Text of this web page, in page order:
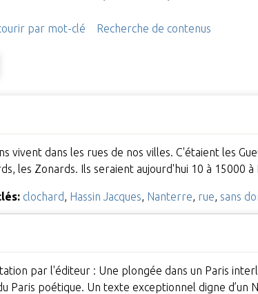
par mot-clé Recherche de contenus
vivent dans les rues de nos villes. C'étaient les
les Zonards. Ils seraient aujourd'hui 10 à 15000 à
clochard Hassin Jacques Nanterre rue sans
par l'éditeur : Une plongée dans un Paris
Paris poétique. Un texte exceptionnel digne d’un